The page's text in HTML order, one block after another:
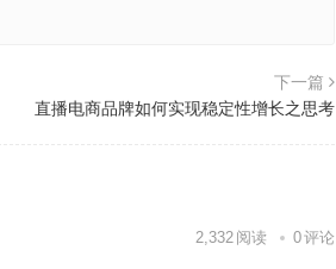
下一篇
直播电商品牌如何实现稳定性增长之思考
2,332 阅读 0评论